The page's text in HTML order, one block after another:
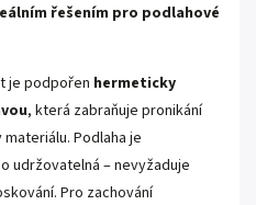
řešením pro podlahové
je podpořen hermeticky
, která zabraňuje pronikání
Podlaha je
udržovatelná – nevyžaduje
Pro zachování